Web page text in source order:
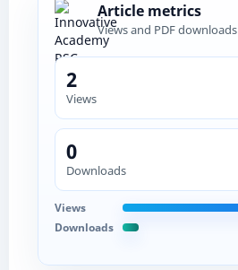
Article metrics
Views and PDF downloads
2
Views
0
Downloads
Views
Downloads